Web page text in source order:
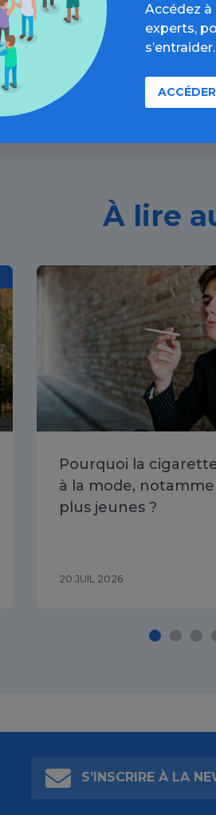
annuaires,
Découvrir
À lire
Pourquoi la
à la mode,
plus jeunes ?
20 JUIL 2026
Accédez
experts,
s’entraider.
S’INSCRIRE À LA